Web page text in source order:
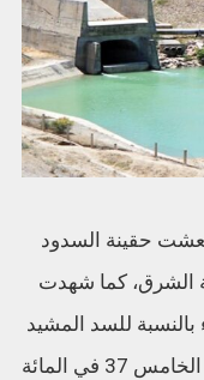
حقينة السدود
الشرق، كما شهدت
للسد المشيد
على واد زا 100 في المائة، وسد محمد الخامس 37 في المائة